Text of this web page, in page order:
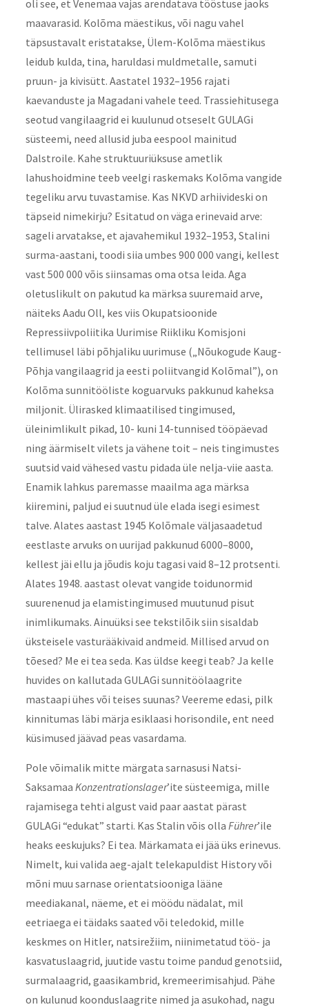
oli see, et Venemaa vajas arendatava tööstuse jaoks
maavarasid. Kolõma mäestikus, või nagu vahel
täpsustavalt eristatakse, Ülem-Kolõma mäestikus
leidub kulda, tina, haruldasi muldmetalle, samuti
pruun- ja kivisütt. Aastatel 1932–1956 rajati
kaevanduste ja Magadani vahele teed. Trassiehitusega
seotud vangilaagrid ei kuulunud otseselt GULAGi
süsteemi, need allusid juba eespool mainitud
Dalstroile. Kahe struktuuriüksuse ametlik
lahushoidmine teeb veelgi raskemaks Kolõma vangide
tegeliku arvu tuvastamise. Kas NKVD arhiivideski on
täpseid nimekirju? Esitatud on väga erinevaid arve:
sageli arvatakse, et ajavahemikul 1932–1953, Stalini
surma-aastani, toodi siia umbes 900 000 vangi, kellest
vast 500 000 võis siinsamas oma otsa leida. Aga
oletuslikult on pakutud ka märksa suuremaid arve,
näiteks Aadu Oll, kes viis Okupatsioonide
Repressiivpoliitika Uurimise Riikliku Komisjoni
tellimusel läbi põhjaliku uurimuse („Nõukogude Kaug-
Põhja vangilaagrid ja eesti poliitvangid Kolõmal”), on
Kolõma sunnitööliste koguarvuks pakkunud kaheksa
miljonit. Ülirasked klimaatilised tingimused,
üleinimlikult pikad, 10- kuni 14-tunnised tööpäevad
ning äärmiselt vilets ja vähene toit – neis tingimustes
suutsid vaid vähesed vastu pidada üle nelja-viie aasta.
Enamik lahkus paremasse maailma aga märksa
kiiremini, paljud ei suutnud üle elada isegi esimest
talve. Alates aastast 1945 Kolõmale väljasaadetud
eestlaste arvuks on uurijad pakkunud 6000–8000,
kellest jäi ellu ja jõudis koju tagasi vaid 8–12 protsenti.
Alates 1948. aastast olevat vangide toidunormid
suurenenud ja elamistingimused muutunud pisut
inimlikumaks. Ainuüksi see tekstilõik siin sisaldab
üksteisele vasturääkivaid andmeid. Millised arvud on
tõesed? Me ei tea seda. Kas üldse keegi teab? Ja kelle
huvides on kallutada GULAGi sunnitöölaagrite
mastaapi ühes või teises suunas? Veereme edasi, pilk
kinnitumas läbi märja esiklaasi horisondile, ent need
küsimused jäävad peas vasardama.
Pole võimalik mitte märgata sarnasusi Natsi-
Saksamaa Konzentrationslager’ite süsteemiga, mille
rajamisega tehti algust vaid paar aastat pärast
GULAGi “edukat” starti. Kas Stalin võis olla Führer’ile
heaks eeskujuks? Ei tea. Märkamata ei jää üks erinevus.
Nimelt, kui valida aeg-ajalt telekapuldist History või
mõni muu sarnase orientatsiooniga lääne
meediakanal, näeme, et ei möödu nädalat, mil
eetriaega ei täidaks saated või teledokid, mille
keskmes on Hitler, natsirežiim, niinimetatud töö- ja
kasvatuslaagrid, juutide vastu toime pandud genotsiid,
surmalaagrid, gaasikambrid, kremeerimisahjud. Pähe
on kulunud koonduslaagrite nimed ja asukohad, nagu